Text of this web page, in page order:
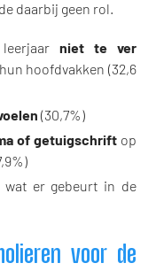
daarbij geen rol.
niet te ver
hoofdvakken (32,6
(30,7%)
of getuigschrift op
wat er gebeurt in de
voor de